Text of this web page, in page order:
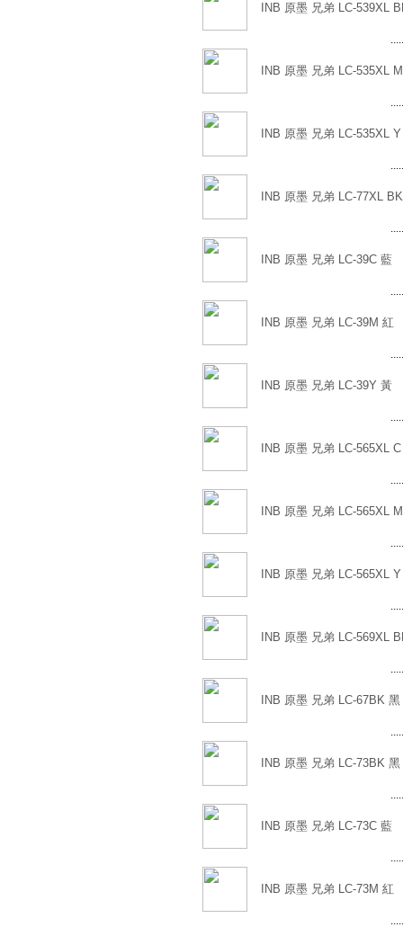
INB 原墨 兄弟 LC-539XL
INB 原墨 兄弟 LC-535XL
INB 原墨 兄弟 LC-535XL
INB 原墨 兄弟 LC-77XL
INB 原墨 兄弟 LC-39C 藍
INB 原墨 兄弟 LC-39M 紅
INB 原墨 兄弟 LC-39Y 黃
INB 原墨 兄弟 LC-565XL
INB 原墨 兄弟 LC-565XL
INB 原墨 兄弟 LC-565XL
INB 原墨 兄弟 LC-569XL
INB 原墨 兄弟 LC-67BK 黑
INB 原墨 兄弟 LC-73BK 黑
INB 原墨 兄弟 LC-73C 藍
INB 原墨 兄弟 LC-73M 紅